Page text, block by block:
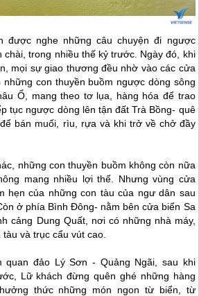
được nghe những câu chuyện đi ngược
chài, trong nhiều thế kỷ trước. Ngày đó, khi
mọi sự giao thương đều nhờ vào các cửa
con thuyền buồm ngược dòng sông
Ổ, mang theo tơ lụa, hàng hóa để trao
tục ngược dòng lên tận đất Trà Bồng- quê
bán muối, rìu, rựa và khi trở về chở đầy
những con thuyền buồm không còn nữa
mang nhiều lợi thế. Nhưng vùng cửa
hẹn của những con tàu của ngư dân sau
ở phía Bình Đông- nằm bên cửa biển Sa
cảng Dung Quất, nơi có những nhà máy,
và trục cẩu vút cao.
quan đảo Lý Sơn - Quảng Ngãi, sau khi
Lữ khách đừng quên ghé những hàng
thức những món ngon từ biển, từ